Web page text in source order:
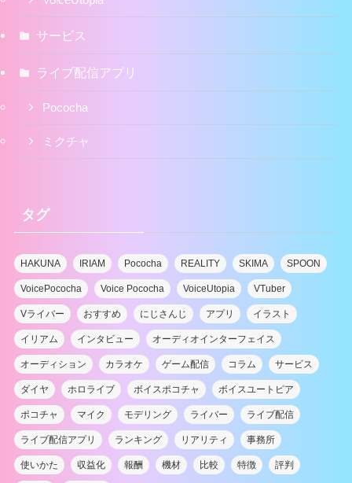
サービス
ライブ配信アプリ
Pococha
ミクチャ
タグ
HAKUNA IRIAM Pococha REALITY SKIMA SPOON
VoicePococha Voice Pococha VoiceUtopia VTuber
Vライバー おすすめ にじさんじ アプリ イラスト
イリアム インタビュー オーディオインターフェイス
オーディション カラオケ ゲーム配信 コラム サービス
ダイヤ ホロライブ ボイスポコチャ ボイスユートピア
ポコチャ マイク モデリング ライバー ライブ配信
ライブ配信アプリ ランキング リアリティ 事務所
使いかた 収益化 報酬 機材 比較 特徴 評判